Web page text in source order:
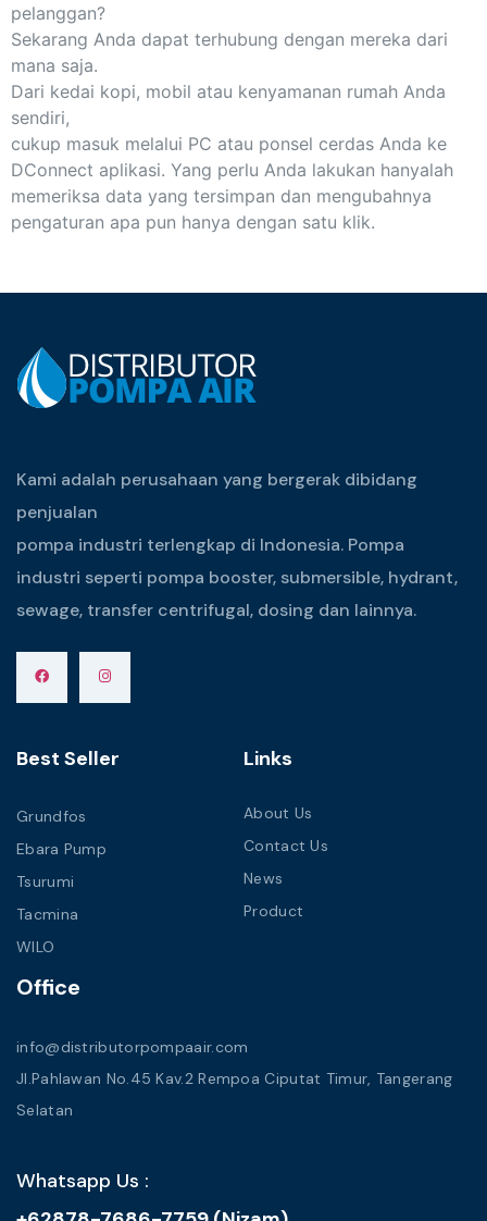
pelanggan?
Sekarang Anda dapat terhubung dengan mereka dari
mana saja.
Dari kedai kopi, mobil atau kenyamanan rumah Anda
sendiri,
cukup masuk melalui PC atau ponsel cerdas Anda ke
DConnect aplikasi. Yang perlu Anda lakukan hanyalah
memeriksa data yang tersimpan dan mengubahnya
pengaturan apa pun hanya dengan satu klik.
Kami adalah perusahaan yang bergerak dibidang
penjualan
pompa industri terlengkap di Indonesia. Pompa
industri seperti pompa booster, submersible, hydrant,
sewage, transfer centrifugal, dosing dan lainnya.
Best Seller
Grundfos
Ebara Pump
Tsurumi
Tacmina
WILO
Links
About Us
Contact Us
News
Product
Office
info@distributorpompaair.com
Jl.Pahlawan No.45 Kav.2 Rempoa Ciputat Timur, Tangerang
Selatan
Whatsapp Us :